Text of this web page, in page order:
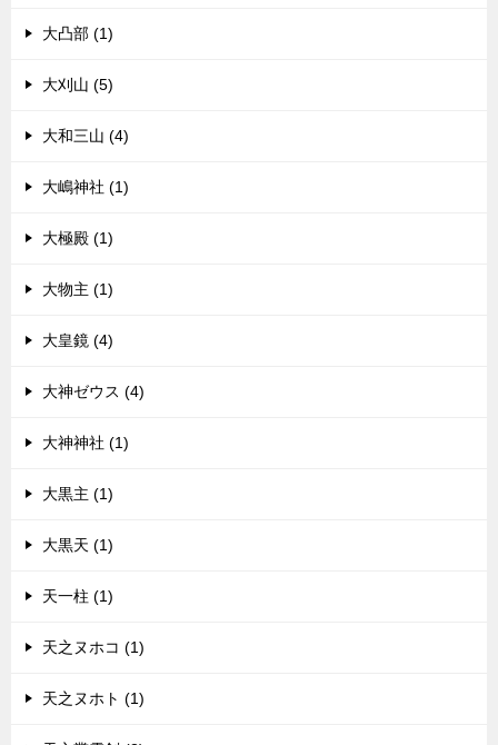
大凸部 (1)
大刈山 (5)
大和三山 (4)
大嶋神社 (1)
大極殿 (1)
大物主 (1)
大皇鏡 (4)
大神ゼウス (4)
大神神社 (1)
大黒主 (1)
大黒天 (1)
天一柱 (1)
天之ヌホコ (1)
天之ヌホト (1)